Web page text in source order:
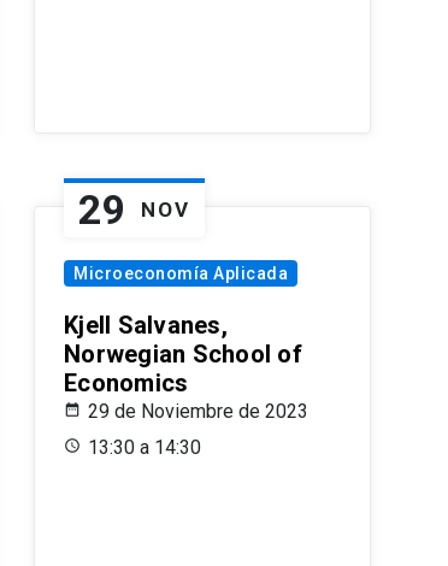
29 NOV
Microeconomía Aplicada
Kjell Salvanes,
Norwegian School of
Economics
29 de Noviembre de 2023
13:30 a 14:30